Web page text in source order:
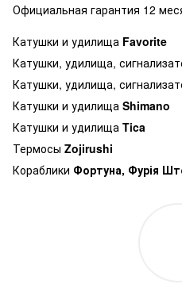
Официальная гарантия 12
Катушки и удилища Favorite
Катушки, удилища,
Катушки, удилища,
Катушки и удилища Shimano
Катушки и удилища Tica
Термосы Zojirushi
Кораблики Фортуна, Фурія